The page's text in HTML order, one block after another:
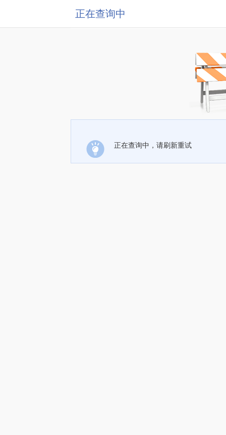
正在查询中
正在查询中，请刷新重试